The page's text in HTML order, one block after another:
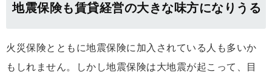
地震保険も賃貸経営の大きな味方になりうる
火災保険とともに地震保険に加入されている人も多いか
もしれません。しかし地震保険は大地震が起こって、目